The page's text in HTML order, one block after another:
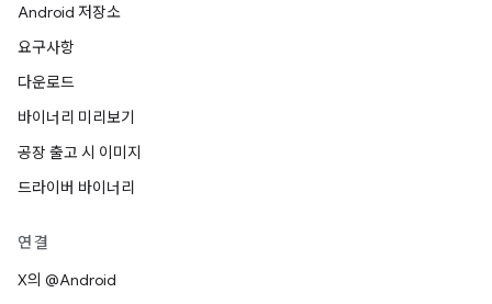
Android 저장소
요구사항
다운로드
바이너리 미리보기
공장 출고 시 이미지
드라이버 바이너리
연결
X의 @Android